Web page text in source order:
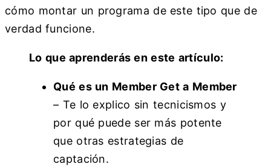
cómo montar un programa de este tipo que de
verdad funcione.
Lo que aprenderás en este artículo:
Qué es un Member Get a Member
– Te lo explico sin tecnicismos y
por qué puede ser más potente
que otras estrategias de
captación.